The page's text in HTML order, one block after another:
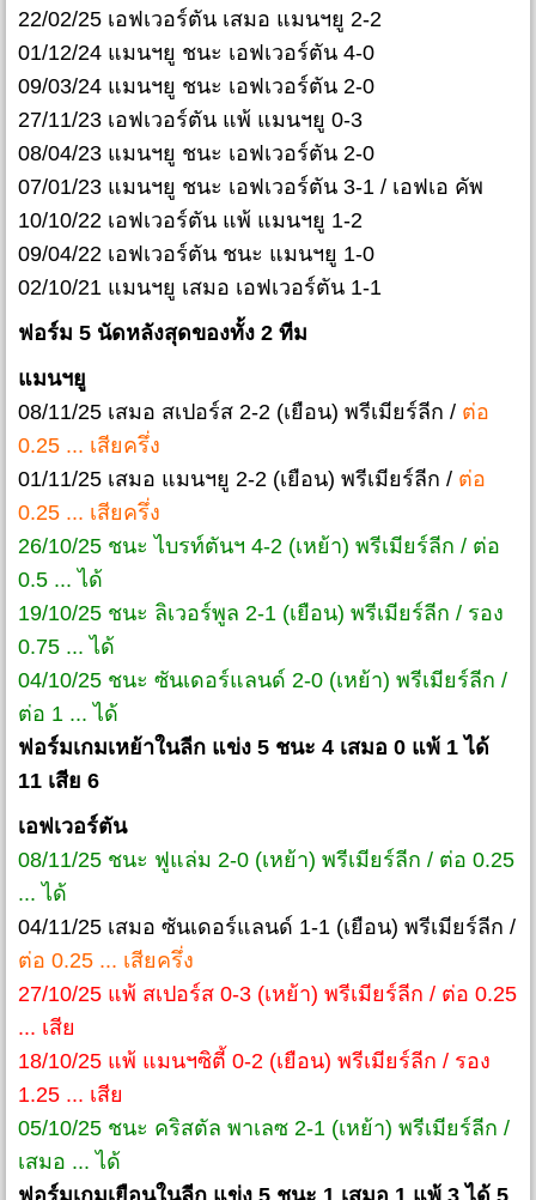
22/02/25 เอฟเวอร์ตัน เสมอ แมนฯยู 2-2
01/12/24 แมนฯยู ชนะ เอฟเวอร์ตัน 4-0
09/03/24 แมนฯยู ชนะ เอฟเวอร์ตัน 2-0
27/11/23 เอฟเวอร์ตัน แพ้ แมนฯยู 0-3
08/04/23 แมนฯยู ชนะ เอฟเวอร์ตัน 2-0
07/01/23 แมนฯยู ชนะ เอฟเวอร์ตัน 3-1 / เอฟเอ คัพ
10/10/22 เอฟเวอร์ตัน แพ้ แมนฯยู 1-2
09/04/22 เอฟเวอร์ตัน ชนะ แมนฯยู 1-0
02/10/21 แมนฯยู เสมอ เอฟเวอร์ตัน 1-1
ฟอร์ม 5 นัดหลังสุดของทั้ง 2 ทีม
แมนฯยู
08/11/25 เสมอ สเปอร์ส 2-2 (เยือน) พรีเมียร์ลีก / ต่อ
0.25 ... เสียครึ่ง
01/11/25 เสมอ แมนฯยู 2-2 (เยือน) พรีเมียร์ลีก / ต่อ
0.25 ... เสียครึ่ง
26/10/25 ชนะ ไบรท์ตันฯ 4-2 (เหย้า) พรีเมียร์ลีก / ต่อ
0.5 ... ได้
19/10/25 ชนะ ลิเวอร์พูล 2-1 (เยือน) พรีเมียร์ลีก / รอง
0.75 ... ได้
04/10/25 ชนะ ซันเดอร์แลนด์ 2-0 (เหย้า) พรีเมียร์ลีก /
ต่อ 1 ... ได้
ฟอร์มเกมเหย้าในลีก แข่ง 5 ชนะ 4 เสมอ 0 แพ้ 1 ได้
11 เสีย 6
เอฟเวอร์ตัน
08/11/25 ชนะ ฟูแล่ม 2-0 (เหย้า) พรีเมียร์ลีก / ต่อ 0.25
... ได้
04/11/25 เสมอ ซันเดอร์แลนด์ 1-1 (เยือน) พรีเมียร์ลีก /
ต่อ 0.25 ... เสียครึ่ง
27/10/25 แพ้ สเปอร์ส 0-3 (เหย้า) พรีเมียร์ลีก / ต่อ 0.25
... เสีย
18/10/25 แพ้ แมนฯซิตี้ 0-2 (เยือน) พรีเมียร์ลีก / รอง
1.25 ... เสีย
05/10/25 ชนะ คริสตัล พาเลซ 2-1 (เหย้า) พรีเมียร์ลีก /
เสมอ ... ได้